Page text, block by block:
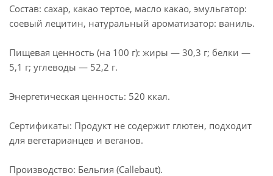
Состав: сахар, какао тертое, масло какао, эмульгатор:
соевый лецитин, натуральный ароматизатор: ваниль.
Пищевая ценность (на 100 г): жиры — 30,3 г; белки —
5,1 г; углеводы — 52,2 г.
Энергетическая ценность: 520 ккал.
Сертификаты: Продукт не содержит глютен, подходит
для вегетарианцев и веганов.
Производство: Бельгия (Callebaut).